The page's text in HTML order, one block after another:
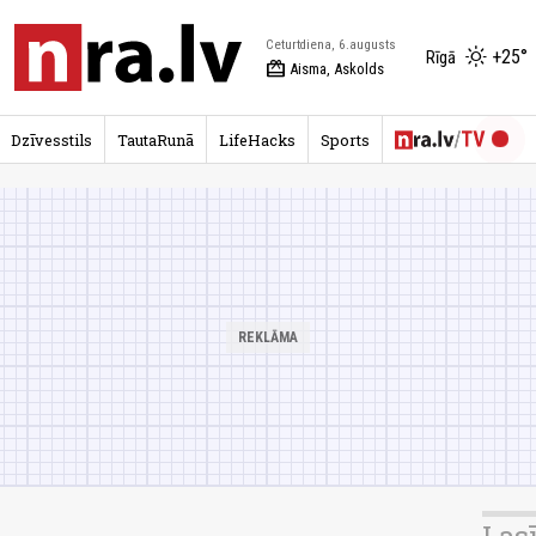
Ceturtdiena, 6.augusts
redeem Aisma, Askolds
Rīgā +25°
Dzīvesstils TautaRunā LifeHacks Sports